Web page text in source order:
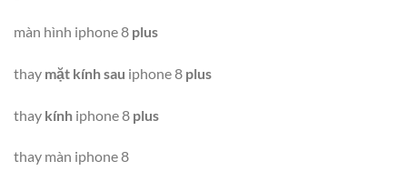
màn hình iphone 8 plus
thay mặt kính sau iphone 8 plus
thay kính iphone 8 plus
thay màn iphone 8